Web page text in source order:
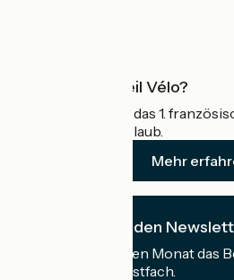
Was ist Accueil Vélo?
Accueil Vélo ist das 1.
Radfahrer im Urlaub.
Mehr
Ich abonniere den
Erhalten Sie jeden Monat das
Rad in Ihrem Postfach.